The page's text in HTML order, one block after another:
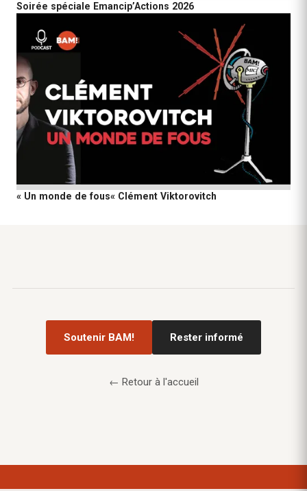
Soirée spéciale Emancip’Actions 2026
« Un monde de fous« Clément Viktorovitch
Soutenir BAM! Rester informé
← Retour à l'accueil